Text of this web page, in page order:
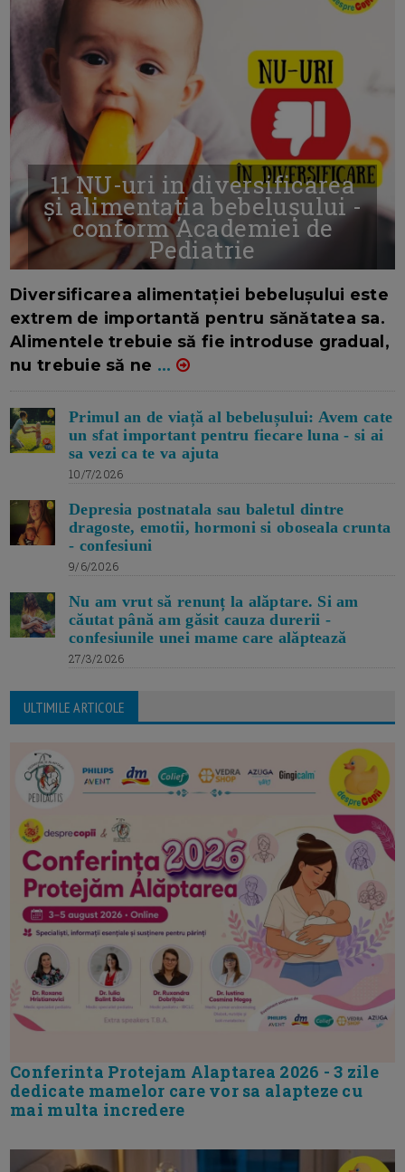
11 NU-uri in diversificarea
și alimentația bebelușului -
conform Academiei de
Pediatrie
Diversificarea alimentației bebelușului este
extrem de importantă pentru sănătatea sa.
Alimentele trebuie să fie introduse gradual,
nu trebuie să ne ...
Primul an de viață al bebelușului: Avem cate
un sfat important pentru fiecare luna - si ai
sa vezi ca te va ajuta
10/7/2026
Depresia postnatala sau baletul dintre
dragoste, emotii, hormoni si oboseala crunta
- confesiuni
9/6/2026
Nu am vrut să renunț la alăptare. Si am
căutat până am găsit cauza durerii -
confesiunile unei mame care alăptează
27/3/2026
ULTIMILE ARTICOLE
Conferinta Protejam Alaptarea 2026 - 3 zile
dedicate mamelor care vor sa alapteze cu
mai multa incredere